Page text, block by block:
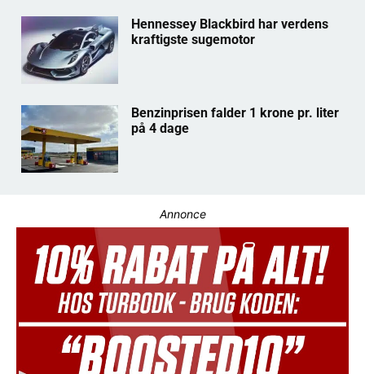
Hennessey Blackbird har verdens
kraftigste sugemotor
Benzinprisen falder 1 krone pr. liter
på 4 dage
Annonce